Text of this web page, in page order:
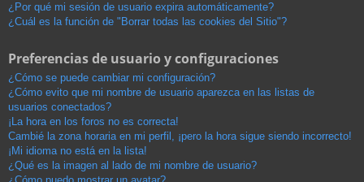
¿Por qué mi sesión de usuario expira automáticamente?
¿Cuál es la función de "Borrar todas las cookies del Sitio"?
Preferencias de usuario y configuraciones
¿Cómo se puede cambiar mi configuración?
¿Cómo evito que mi nombre de usuario aparezca en las listas de
usuarios conectados?
¡La hora en los foros no es correcta!
Cambié la zona horaria en mi perfil, ¡pero la hora sigue siendo incorrecto!
¡Mi idioma no está en la lista!
¿Qué es la imagen al lado de mi nombre de usuario?